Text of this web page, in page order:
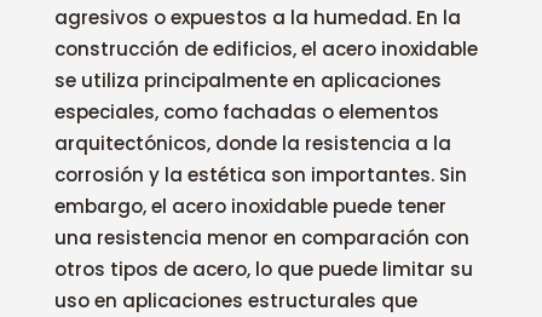
agresivos o expuestos a la humedad. En la
construcción de edificios, el acero inoxidable
se utiliza principalmente en aplicaciones
especiales, como fachadas o elementos
arquitectónicos, donde la resistencia a la
corrosión y la estética son importantes. Sin
embargo, el acero inoxidable puede tener
una resistencia menor en comparación con
otros tipos de acero, lo que puede limitar su
uso en aplicaciones estructurales que